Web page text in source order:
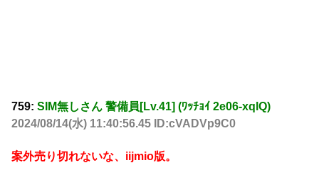
759: SIM無しさん 警備員[Lv.41] (ﾜｯﾁｮｲ 2e06-xqlQ)
2024/08/14(水) 11:40:56.45 ID:cVADVp9C0
案外売り切れないな、iijmio版。